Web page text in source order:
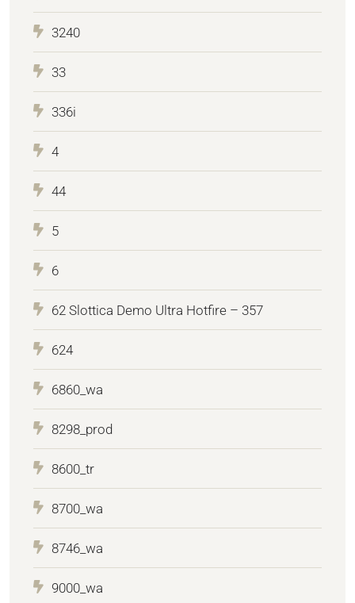
3240
33
336i
4
44
5
6
62 Slottica Demo Ultra Hotfire – 357
624
6860_wa
8298_prod
8600_tr
8700_wa
8746_wa
9000_wa